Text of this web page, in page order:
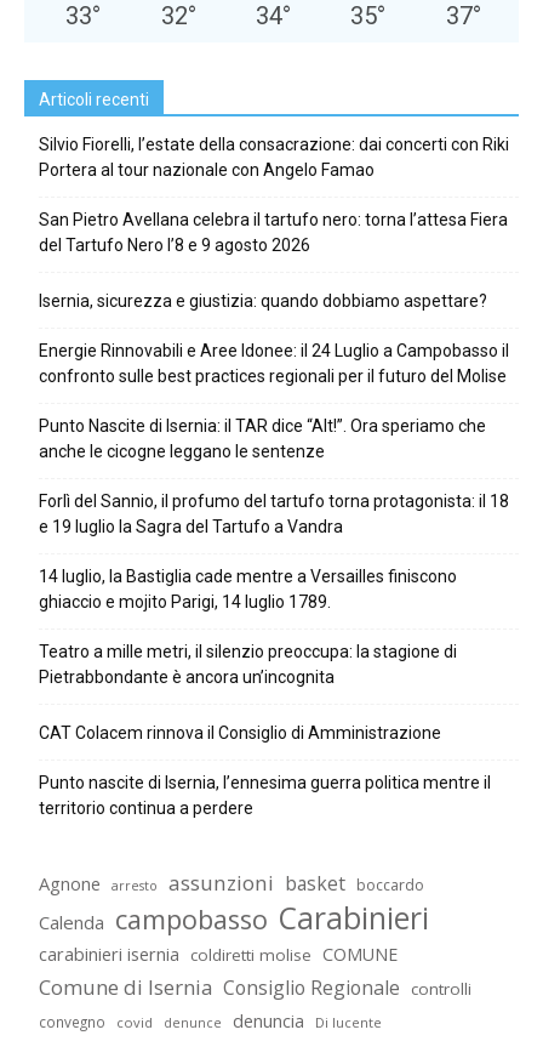
33° 32° 34° 35° 37°
Articoli recenti
Silvio Fiorelli, l’estate della consacrazione: dai concerti con Riki
Portera al tour nazionale con Angelo Famao
San Pietro Avellana celebra il tartufo nero: torna l’attesa Fiera
del Tartufo Nero l’8 e 9 agosto 2026
Isernia, sicurezza e giustizia: quando dobbiamo aspettare?
Energie Rinnovabili e Aree Idonee: il 24 Luglio a Campobasso il
confronto sulle best practices regionali per il futuro del Molise
Punto Nascite di Isernia: il TAR dice “Alt!”. Ora speriamo che
anche le cicogne leggano le sentenze
Forlì del Sannio, il profumo del tartufo torna protagonista: il 18
e 19 luglio la Sagra del Tartufo a Vandra
14 luglio, la Bastiglia cade mentre a Versailles finiscono
ghiaccio e mojito Parigi, 14 luglio 1789.
Teatro a mille metri, il silenzio preoccupa: la stagione di
Pietrabbondante è ancora un’incognita
CAT Colacem rinnova il Consiglio di Amministrazione
Punto nascite di Isernia, l’ennesima guerra politica mentre il
territorio continua a perdere
Agnone arresto assunzioni basket boccardo
Calenda campobasso Carabinieri
carabinieri isernia coldiretti molise COMUNE
Comune di Isernia Consiglio Regionale controlli
convegno covid denunce denuncia Di lucente